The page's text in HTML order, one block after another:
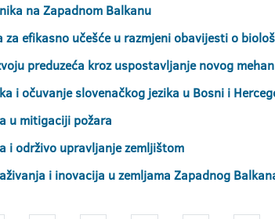
na Zapadnom Balkanu
za efikasno učešće u razmjeni obavijesti o
preduzeća kroz uspostavljanje novog
i očuvanje slovenačkog jezika u Bosni i
u mitigaciji požara
i održivo upravljanje zemljištom
i inovacija u zemljama Zapadnog